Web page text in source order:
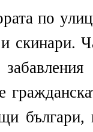
по
скинари.